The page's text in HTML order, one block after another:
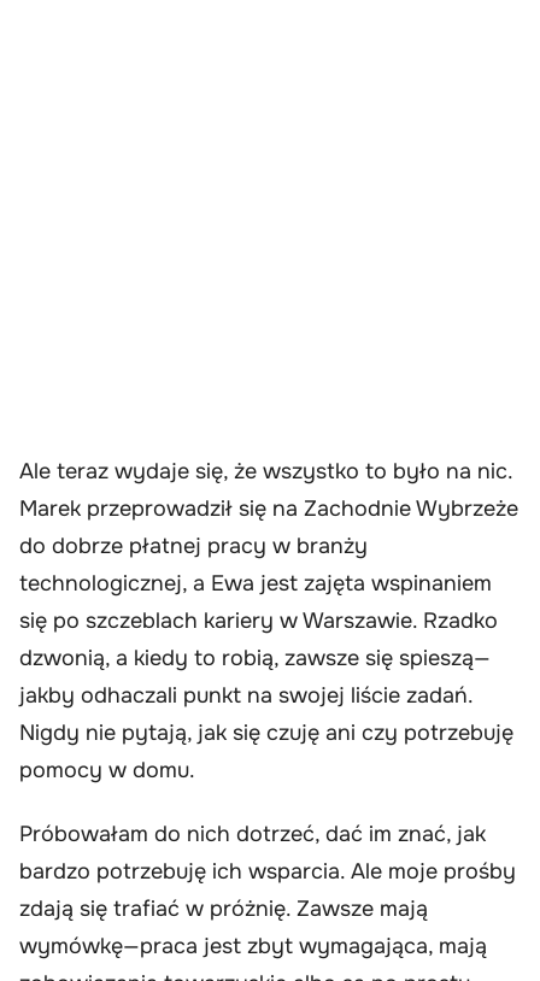
Ale teraz wydaje się, że wszystko to było na nic.
Marek przeprowadził się na Zachodnie Wybrzeże
do dobrze płatnej pracy w branży
technologicznej, a Ewa jest zajęta wspinaniem
się po szczeblach kariery w Warszawie. Rzadko
dzwonią, a kiedy to robią, zawsze się spieszą—
jakby odhaczali punkt na swojej liście zadań.
Nigdy nie pytają, jak się czuję ani czy potrzebuję
pomocy w domu.
Próbowałam do nich dotrzeć, dać im znać, jak
bardzo potrzebuję ich wsparcia. Ale moje prośby
zdają się trafiać w próżnię. Zawsze mają
wymówkę—praca jest zbyt wymagająca, mają